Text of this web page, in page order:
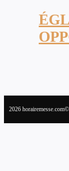
2026